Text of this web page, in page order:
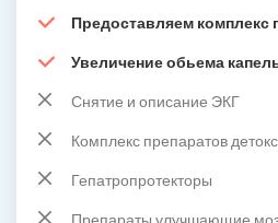
Предоставляем комплекс
Увеличение обьема
Снятие и описание ЭКГ
Комплекс препаратов
Гепатропротекторы
Препараты улучшающие